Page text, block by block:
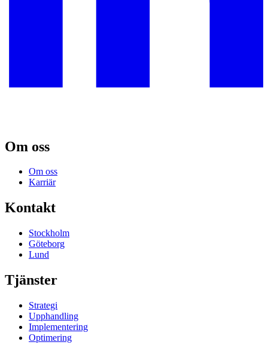
Om oss
Om oss
Karriär
Kontakt
Stockholm
Göteborg
Lund
Tjänster
Strategi
Upphandling
Implementering
Optimering